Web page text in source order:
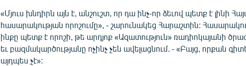
«Մյուս խնդիրն այն է, անշուշտ, որ դա ինչ-որ ձեւով պետք է լինի
հասարակության որոշումը», - շարունակեց Հարաշտին:
ինքը պետք է որոշի, թե արդյոք «Ազատություն» ռադիոկայանի
եւ բազմակարծությանը ոչինչ չեն ավելացնում. - «Բայց, որքան
այդպես չէ»: